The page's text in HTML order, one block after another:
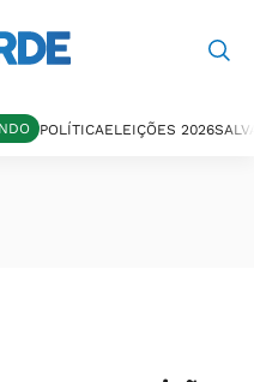
POLÍTICAELEIÇÕES 2026